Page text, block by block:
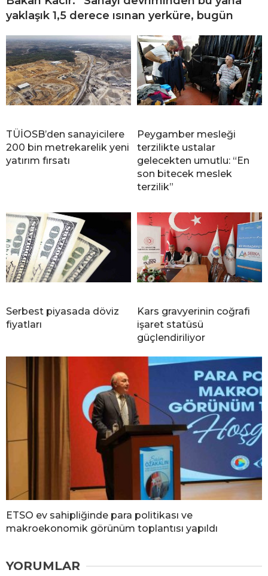
yaklaşık 1,5 derece ısınan yerküre, bugün
TÜİOSB’den sanayicilere
200 bin metrekarelik yeni
yatırım fırsatı
Peygamber mesleği
terzilikte ustalar
gelecekten umutlu: “En
son bitecek meslek
terzilik”
Serbest piyasada döviz
fiyatları
Kars gravyerinin coğrafi
işaret statüsü
güçlendiriliyor
ETSO ev sahipliğinde para politikası ve
makroekonomik görünüm toplantısı yapıldı
YORUMLAR